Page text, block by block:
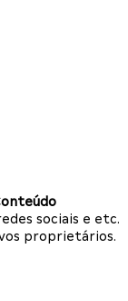
sociais e etc.
proprietários.